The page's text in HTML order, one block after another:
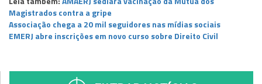
Magistrados contra a gripe
Associação chega a 20 mil seguidores nas mídias sociais
EMERJ abre inscrições em novo curso sobre Direito Civil